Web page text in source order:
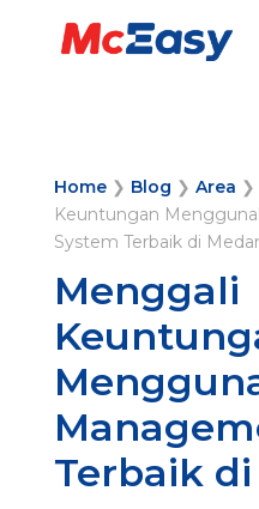
Home❯ Blog ❯ Area ❯
Keuntungan
System Terbaik di
Menggali
Terbaik